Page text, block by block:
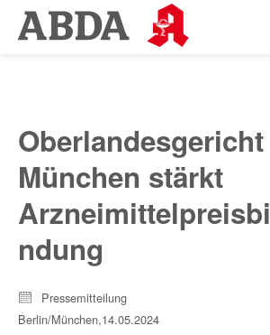
Springe
direkt
zur
Meta-
Navigation
Inhalt
zur
Suche
Oberlandesgericht
München stärkt
Arzneimittelpreisbi
ndung
Pressemitteilung
Berlin/München,14.05.2024